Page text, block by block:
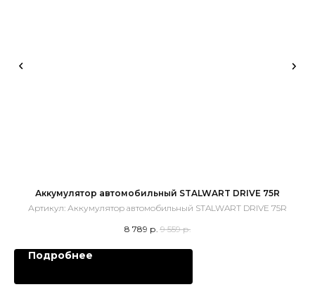
Аккумулятор автомобильный STALWART DRIVE 75R
Артикул: Аккумулятор автомобильный STALWART DRIVE 75R
8 789 р. 9 559 р.
Подробнее